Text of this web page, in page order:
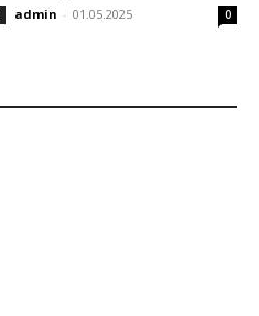
admin - 01.05.2025 0